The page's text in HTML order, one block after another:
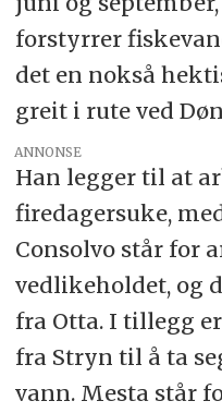
forstyrrer
det en nokså
greit i rute ved
ANNONSE
Han legger til at
firedagersuke,
Consolvo står for
vedlikeholdet, og
fra Otta. I tillegg
fra Stryn til å ta
vann. Mesta står